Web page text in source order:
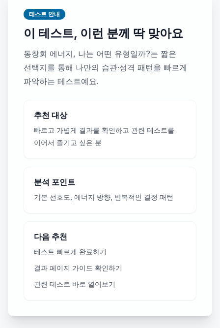
테스트 안내
이 테스트, 이런 분께 딱 맞아요
동창회 에너지, 나는 어떤 유형일까?는 짧은
선택지를 통해 나만의 습관·성격 패턴을 빠르게
파악하는 테스트예요.
추천 대상
빠르고 가볍게 결과를 확인하고 관련 테스트를
이어서 즐기고 싶은 분
분석 포인트
기본 선호도, 에너지 방향, 반복적인 결정 패턴
다음 추천
테스트 빠르게 완료하기
결과 페이지 가이드 확인하기
관련 테스트 바로 열어보기